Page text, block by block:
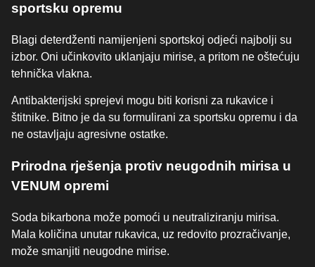
sportsku opremu
Blagi deterdženti namijenjeni sportskoj odjeći najbolji su
izbor. Oni učinkovito uklanjaju mirise, a pritom ne oštećuju
tehnička vlakna.
Antibakterijski sprejevi mogu biti korisni za rukavice i
štitnike. Bitno je da su formulirani za sportsku opremu i da
ne ostavljaju agresivne ostatke.
Prirodna rješenja protiv neugodnih mirisa u
VENUM opremi
Soda bikarbona može pomoći u neutraliziranju mirisa.
Mala količina unutar rukavica, uz redovito prozračivanje,
može smanjiti neugodne mirise.